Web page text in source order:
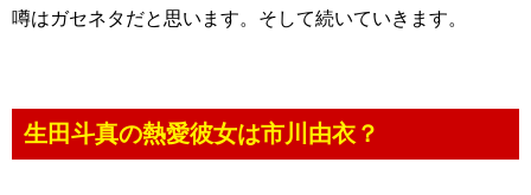
噂はガセネタだと思います。そして続いていきます。
生田斗真の熱愛彼女は市川由衣？